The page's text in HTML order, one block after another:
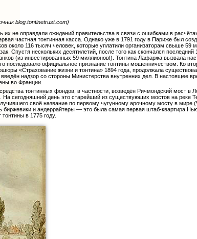
blog.tontinetrust.com)
не оправдали ожиданий правительства в связи с ошибками в
частная тонтинная касса. Однако уже в 1791 году в Париже был
около 116 тысяч человек, которые уплатили организаторам свыше 59
нескольких десятилетий, после того как скончался последний
(из инвестированных 59 миллионов!). Тонтина Лафаржа вызвала
последовало официальное признание тонтины мошенничеством. Ко
«Страхование жизни и тонтина» 1894 года, продолжала
надзор со стороны Министерства внутренних дел. В настоящее
во Франции.
тонтинных фондов, в частности, возведён Ричмондский мост в
сегодняшний день это старейший из существующих мостов на реке
своё название по первому чугунному арочному мосту в мире
и андеррайтеры — это была самая первая штаб-квартира
в 1775 году.